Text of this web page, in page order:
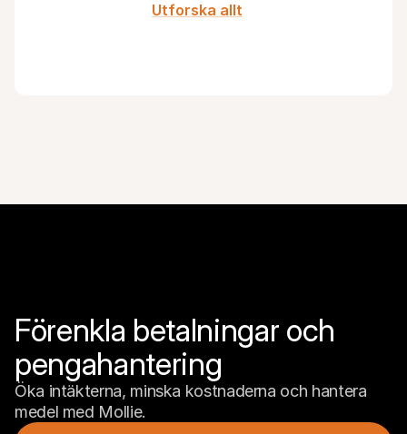
Utforska allt
Förenkla betalningar och
pengahantering
Öka intäkterna, minska kostnaderna och hantera
medel med Mollie.